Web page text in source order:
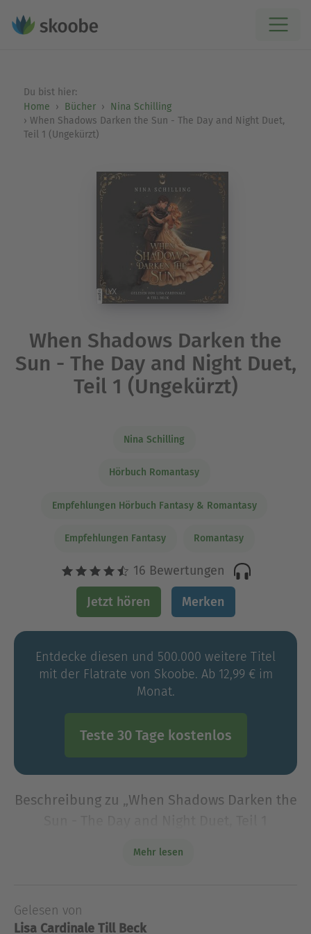
Du bist hier:
Home
Bücher
Nina Schilling
When Shadows Darken the Sun - The Day and Night Duet,
Teil 1 (Ungekürzt)
When Shadows Darken the
Sun - The Day and Night Duet,
Teil 1 (Ungekürzt)
Nina Schilling
Hörbuch Romantasy
Empfehlungen Hörbuch Fantasy & Romantasy
Empfehlungen Fantasy Romantasy
16 Bewertungen
Jetzt hören Merken
Entdecke diesen und 500.000 weitere Titel
mit der Flatrate von Skoobe. Ab 12,99 € im
Monat.
Teste 30 Tage kostenlos
Beschreibung zu „When Shadows Darken the
Nachthofes in einem magischen Turnier
gegeneinander an, um die Herrschaft über den
Mehr lesen
Gelesen von
Lisa Cardinale Till Beck